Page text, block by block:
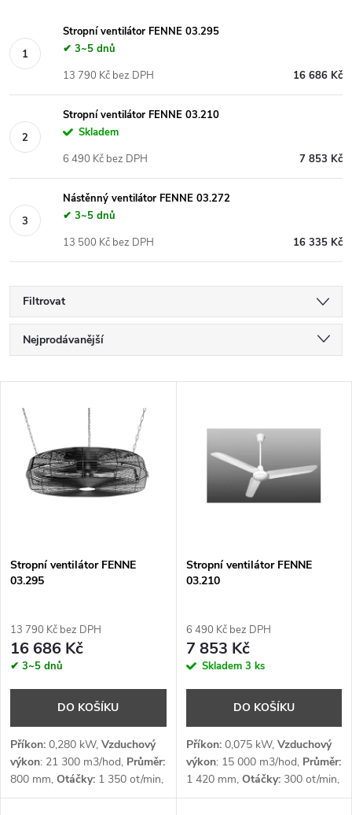
Stropní ventilátor FENNE 03.295
✔ 3~5 dnů
16 686 Kč
13 790 Kč bez DPH
Stropní ventilátor FENNE 03.210
Skladem
7 853 Kč
6 490 Kč bez DPH
Nástěnný ventilátor FENNE 03.272
✔ 3~5 dnů
16 335 Kč
13 500 Kč bez DPH
Filtrovat
Ř
a
z
p
r
o
d
u
k
Nejprodávanější
Abecedně
V
p
s
p
r
o
u
k
Stropní ventilátor FENNE
03.295
13 790 Kč bez DPH
16 686 Kč
✔ 3~5 dnů
DO KOŠÍKU
Příkon: 0,280 kW, Vzduchový
výkon: 21 300 m3/hod, Průměr:
800 mm, Otáčky: 1 350 ot/min,
Šířka záběru:16 m,Napětí:1 x
Stropní ventilátor FENNE
03.210
6 490 Kč bez DPH
7 853 Kč
Skladem 3 ks
DO KOŠÍKU
Příkon:0,075 kW, Vzduchový
výkon: 15 000 m3/hod, Průměr:
1 420 mm, Otáčky:300 ot/min,
Šířka záběru:10 m,Napětí:1 x